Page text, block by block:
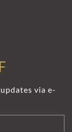
via e-